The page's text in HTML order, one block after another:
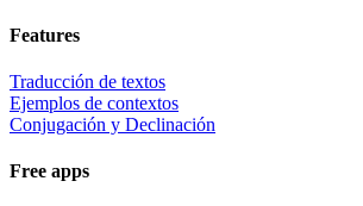
Features
Traducción de textos
Ejemplos de contextos
Conjugación y Declinación
Free apps